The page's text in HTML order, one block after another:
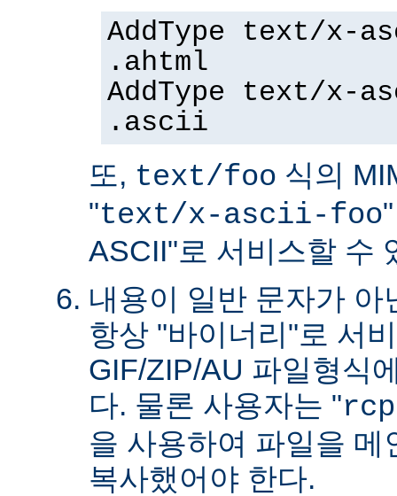
AddType text/x-
.ahtml
AddType text/x-
.ascii
또, text/foo 식의
"text/x-ascii-foo
ASCII"로 서비스할 수
내용이 일반 문자가 아
항상 "바이너리"로 서
GIF/ZIP/AU 파일형식
다. 물론 사용자는 "
을 사용하여 파일을 메
복사했어야 한다.